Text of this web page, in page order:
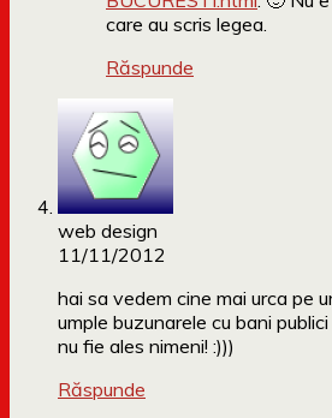
care au scris legea.
Răspunde
web design
11/11/2012
hai sa vedem cine mai urca pe
umple buzunarele cu bani
nu fie ales nimeni! :)))
Răspunde